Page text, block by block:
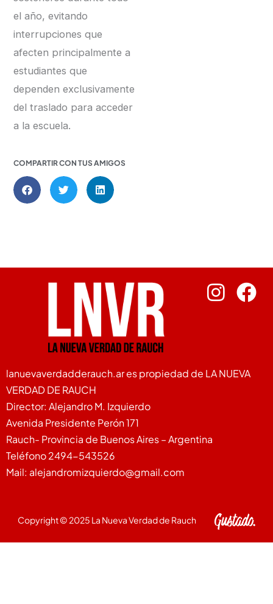
el año, evitando
interrupciones que
afecten principalmente a
estudiantes que
dependen exclusivamente
del traslado para acceder
a la escuela.
COMPARTIR CON TUS AMIGOS
lanuevaverdadderauch.ar es propiedad de LA NUEVA
VERDAD DE RAUCH
Director: Alejandro M. Izquierdo
Avenida Presidente Perón 171
Rauch- Provincia de Buenos Aires – Argentina
Teléfono 2494-543526
Mail: alejandromizquierdo@gmail.com
Copyright © 2025 La Nueva Verdad de Rauch